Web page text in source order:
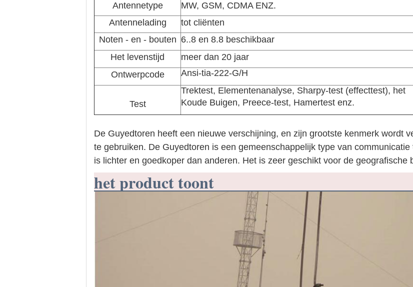
Antennetype
MW, GSM, CDMA ENZ.
Antennelading
tot cliënten
Noten - en - bouten 6..8 en 8.8 beschikbaar
Het levenstijd
meer dan 20 jaar
Ontwerpcode
Ansi-tia-222-G/H
Test
Trektest, Elementenanalyse, Sharpy-test (effecttest), het
Koude Buigen, Preece-test, Hamertest enz.
De Guyedtoren heeft een nieuwe verschijning, en zijn grootste kenmerk wordt
te gebruiken. De Guyedtoren is een gemeenschappelijk type van
is lichter en goedkoper dan anderen. Het is zeer geschikt voor de geografische
het product toont